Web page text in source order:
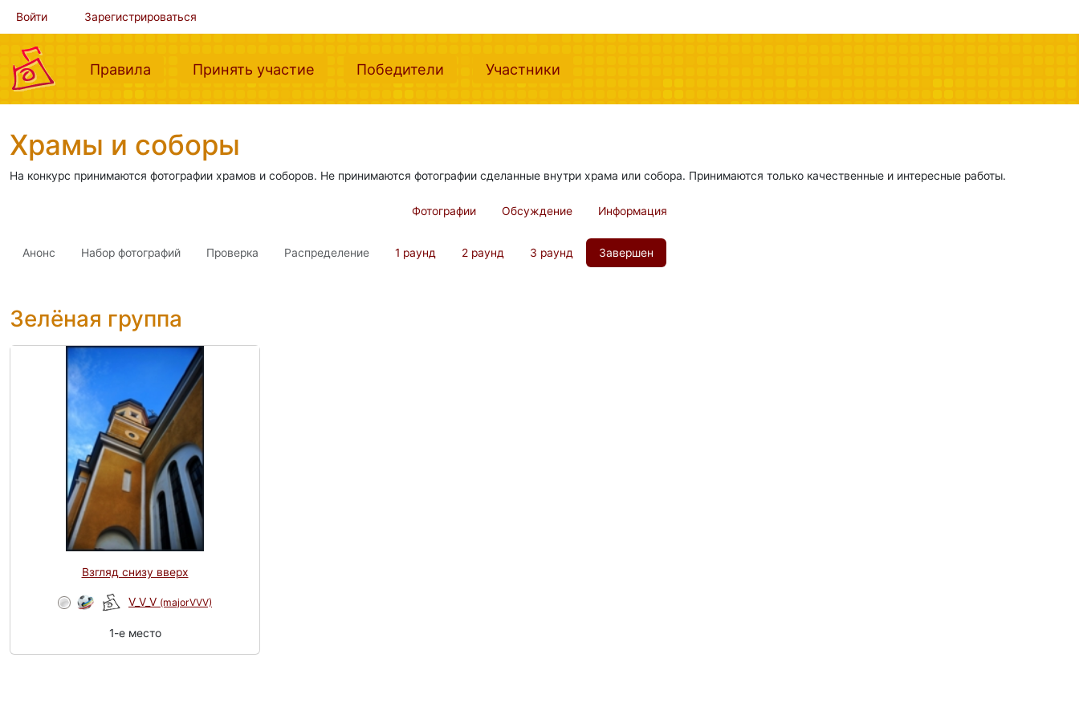
Войти Зарегистрироваться
Правила (current)Принять участие (current)Победители (current)Участники
Храмы и соборы
На конкурс принимаются фотографии храмов и соборов. Не принимаются фотографии сделанные внутри храма или собора. Принимаются только качественные и интересные работы.
Фотографии Обсуждение Информация
Анонс Набор фотографий Проверка Распределение 1 раунд 2 раунд 3 раунд Завершен
Зелёная группа
Взгляд снизу вверх
V_V_V (majorVVV)
1-e место